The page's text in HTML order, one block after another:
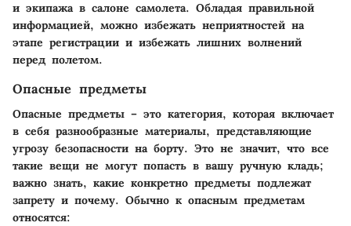
и экипажа в салоне самолета. Обладая правильной
информацией, можно избежать неприятностей на
этапе регистрации и избежать лишних волнений
перед полетом.
Опасные предметы
Опасные предметы – это категория, которая включает
в себя разнообразные материалы, представляющие
угрозу безопасности на борту. Это не значит, что все
такие вещи не могут попасть в вашу ручную кладь;
важно знать, какие конкретно предметы подлежат
запрету и почему. Обычно к опасным предметам
относятся: